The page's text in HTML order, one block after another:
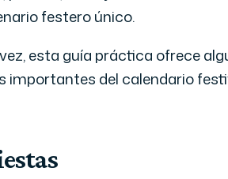
festero único.
esta guía práctica ofrece
del calendario